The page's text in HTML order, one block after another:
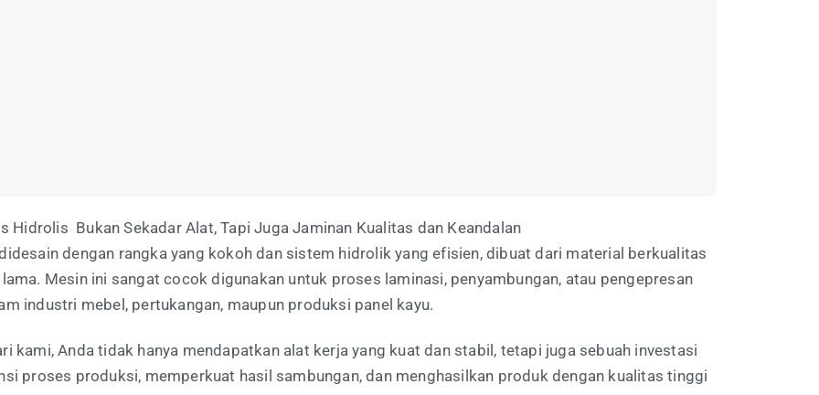
Hidrolis Bukan Sekadar Alat, Tapi Juga Jaminan Kualitas dan Keandalan
dengan rangka yang kokoh dan sistem hidrolik yang efisien, dibuat dari material berkualitas
Mesin ini sangat cocok digunakan untuk proses laminasi, penyambungan, atau pengepresan
industri mebel, pertukangan, maupun produksi panel kayu.
kami, Anda tidak hanya mendapatkan alat kerja yang kuat dan stabil, tetapi juga sebuah investasi
proses produksi, memperkuat hasil sambungan, dan menghasilkan produk dengan kualitas tinggi